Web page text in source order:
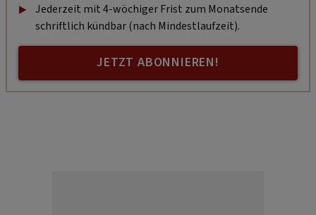
Jederzeit mit 4-wöchiger Frist zum Monatsende
schriftlich kündbar (nach Mindestlaufzeit).
JETZT ABONNIEREN!